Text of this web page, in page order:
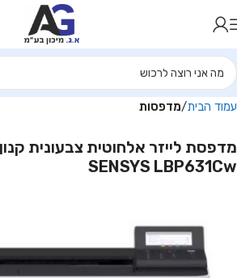
עמוד הבית מדפסות
SENSYS LBP631Cw